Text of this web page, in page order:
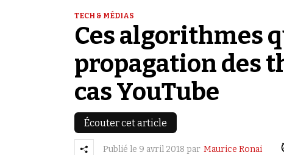
TECH & MÉDIAS
Ces algorithmes
propagation des
cas YouTube
Écouter cet article
Publié le 9 avril 2018 par Maurice Ronai